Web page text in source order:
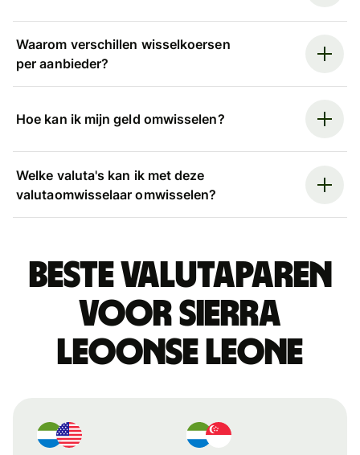
Waarom verschillen wisselkoersen
per aanbieder?
Hoe kan ik mijn geld omwisselen?
Welke valuta's kan ik met deze
valutaomwisselaar omwisselen?
Beste valutaparen
voor Sierra
Leoonse leone